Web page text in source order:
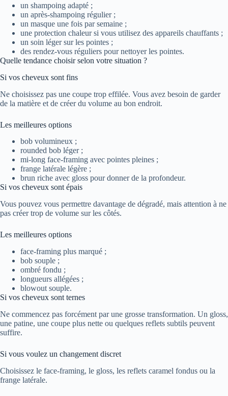
un shampoing adapté ;
un après-shampoing régulier ;
un masque une fois par semaine ;
une protection chaleur si vous utilisez des appareils chauffants ;
un soin léger sur les pointes ;
des rendez-vous réguliers pour nettoyer les pointes.
Quelle tendance choisir selon votre situation ?
Si vos cheveux sont fins
Ne choisissez pas une coupe trop effilée. Vous avez besoin de garder
de la matière et de créer du volume au bon endroit.
Les meilleures options
bob volumineux ;
rounded bob léger ;
mi-long face-framing avec pointes pleines ;
frange latérale légère ;
brun riche avec gloss pour donner de la profondeur.
Si vos cheveux sont épais
Vous pouvez vous permettre davantage de dégradé, mais attention à ne
pas créer trop de volume sur les côtés.
Les meilleures options
face-framing plus marqué ;
bob souple ;
ombré fondu ;
longueurs allégées ;
blowout souple.
Si vos cheveux sont ternes
Ne commencez pas forcément par une grosse transformation. Un gloss,
une patine, une coupe plus nette ou quelques reflets subtils peuvent
suffire.
Si vous voulez un changement discret
Choisissez le face-framing, le gloss, les reflets caramel fondus ou la
frange latérale.